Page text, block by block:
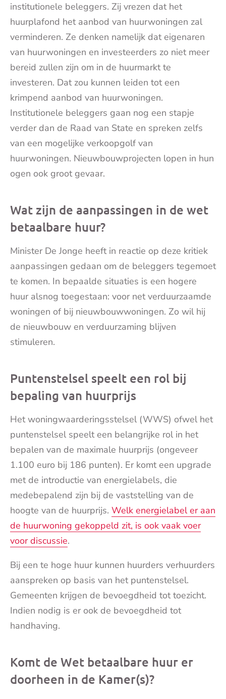
institutionele beleggers. Zij vrezen dat het
huurplafond het aanbod van huurwoningen zal
verminderen. Ze denken namelijk dat eigenaren
van huurwoningen en investeerders zo niet meer
bereid zullen zijn om in de huurmarkt te
investeren. Dat zou kunnen leiden tot een
krimpend aanbod van huurwoningen.
Institutionele beleggers gaan nog een stapje
verder dan de Raad van State en spreken zelfs
van een mogelijke verkoopgolf van
huurwoningen. Nieuwbouwprojecten lopen in hun
ogen ook groot gevaar.
Wat zijn de aanpassingen in de wet
betaalbare huur?
Minister De Jonge heeft in reactie op deze kritiek
aanpassingen gedaan om de beleggers tegemoet
te komen. In bepaalde situaties is een hogere
huur alsnog toegestaan: voor net verduurzaamde
woningen of bij nieuwbouwwoningen. Zo wil hij
de nieuwbouw en verduurzaming blijven
stimuleren.
Puntenstelsel speelt een rol bij
bepaling van huurprijs
Het woningwaarderingsstelsel (WWS) ofwel het
puntenstelsel speelt een belangrijke rol in het
bepalen van de maximale huurprijs (ongeveer
1.100 euro bij 186 punten). Er komt een upgrade
met de introductie van energielabels, die
medebepalend zijn bij de vaststelling van de
hoogte van de huurprijs. Welk energielabel er aan
de huurwoning gekoppeld zit, is ook vaak voer
voor discussie.
Bij een te hoge huur kunnen huurders verhuurders
aanspreken op basis van het puntenstelsel.
Gemeenten krijgen de bevoegdheid tot toezicht.
Indien nodig is er ook de bevoegdheid tot
handhaving.
Komt de Wet betaalbare huur er
doorheen in de Kamer(s)?